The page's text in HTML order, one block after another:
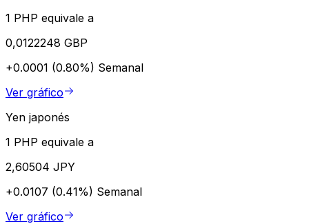
1 PHP equivale a
0,0122248 GBP
+0.0001 (0.80%) Semanal
Ver gráfico
Yen japonés
1 PHP equivale a
2,60504 JPY
+0.0107 (0.41%) Semanal
Ver gráfico